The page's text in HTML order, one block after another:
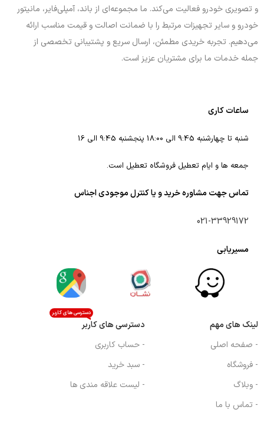
و تصویری خودرو فعالیت می‌کند. ما مجموعه‌ای از باند، آمپلی‌فایر، مانیتور
خودرو و سایر تجهیزات مرتبط را با ضمانت اصالت و قیمت مناسب ارائه
می‌دهیم. تجربه خریدی مطمئن، ارسال سریع و پشتیبانی تخصصی از
جمله خدمات ما برای مشتریان عزیز است.
ساعات کاری
شنبه تا چهارشنبه 9:45 الی 18:00 پنجشنبه 9:45 الی 16
جمعه ها و ایام تعطیل فروشگاه تعطیل است.
تماس جهت مشاوره خرید و یا کنترل موجودی اجناس
021-33929172
مسیریابی
لینک های مهم
- صفحه اصلی
- فروشگاه
- وبلاگ
- تماس با ما
دسترسی های کاربر
دسترسی های کاربر
- حساب کاربری
- سبد خرید
- لیست علاقه مندی ها